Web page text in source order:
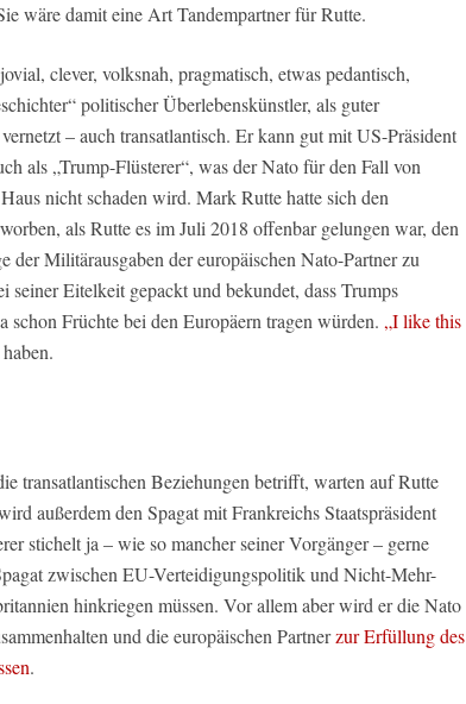
wäre damit eine Art Tandempartner für Rutte.
clever, volksnah, pragmatisch, etwas pedantisch,
politischer Überlebenskünstler, als guter
– auch transatlantisch. Er kann gut mit US-Präsident
als „Trump-Flüsterer“, was der Nato für den Fall von
nicht schaden wird. Mark Rutte hatte sich den
als Rutte es im Juli 2018 offenbar gelungen war, den
der Militärausgaben der europäischen Nato-Partner zu
seiner Eitelkeit gepackt und bekundet, dass Trumps
schon Früchte bei den Europäern tragen würden. „I like this
transatlantischen Beziehungen betrifft, warten auf Rutte
außerdem den Spagat mit Frankreichs Staatspräsident
stichelt ja – wie so mancher seiner Vorgänger – gerne
zwischen EU-Verteidigungspolitik und Nicht-Mehr-
hinkriegen müssen. Vor allem aber wird er die Nato
und die europäischen Partnerzur Erfüllung des
.